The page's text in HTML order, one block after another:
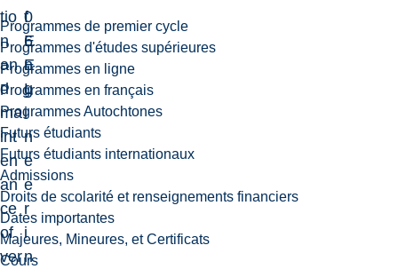
Programmes de premier cycle
Programmes d'études supérieures
Programmes en ligne
Programmes en français
Programmes Autochtones
Futurs étudiants
Futurs étudiants internationaux
Admissions
Droits de scolarité et renseignements financiers
Dates importantes
Majeures, Mineures, et Certificats
Cours
tio
n
an
d
ma
int
en
an
ce
of
ver
0
6
E
L
f
E
n
g
i
n
e
e
r
i
n